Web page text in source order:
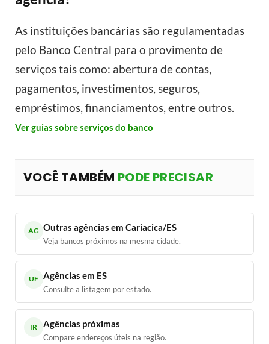
As instituições bancárias são regulamentadas
pelo Banco Central para o provimento de
serviços tais como: abertura de contas,
pagamentos, investimentos, seguros,
empréstimos, financiamentos, entre outros.
Ver guias sobre serviços do banco
VOCÊ TAMBÉM PODE PRECISAR
AG Outras agências em Cariacica/ES
Veja bancos próximos na mesma cidade.
UF Agências em ES
Consulte a listagem por estado.
IR Agências próximas
Compare endereços úteis na região.